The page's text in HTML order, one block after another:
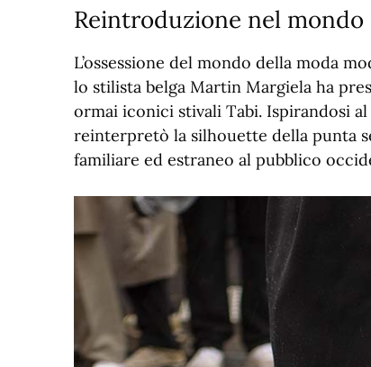
Reintroduzione nel mondo
L’ossessione del mondo della moda
lo stilista belga Martin Margiela ha
ormai iconici stivali Tabi. Ispirandosi
reinterpretò la silhouette della punta
familiare ed estraneo al pubblico